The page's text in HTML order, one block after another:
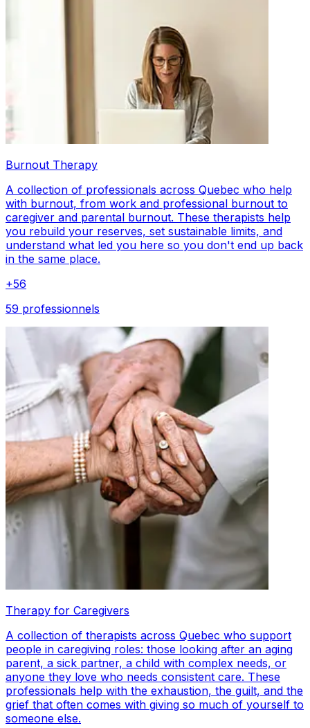
Burnout Therapy
A collection of professionals across Quebec who help
with burnout, from work and professional burnout to
caregiver and parental burnout. These therapists help
you rebuild your reserves, set sustainable limits, and
understand what led you here so you don't end up back
in the same place.
+56
59 professionnels
Therapy for Caregivers
A collection of therapists across Quebec who support
people in caregiving roles: those looking after an aging
parent, a sick partner, a child with complex needs, or
anyone they love who needs consistent care. These
professionals help with the exhaustion, the guilt, and the
grief that often comes with giving so much of yourself to
someone else.